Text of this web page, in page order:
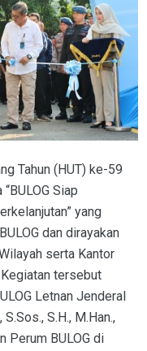
Tahun (HUT) ke-59
Siap
yang
dan dirayakan
serta Kantor
tersebut
Letnan Jenderal
S.H., M.Han.,
Perum BULOG di